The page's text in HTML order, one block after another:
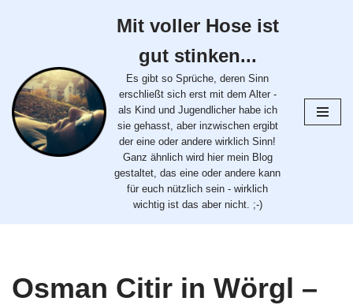
springen
Mit voller Hose ist
gut stinken...
Es gibt so Sprüche, deren Sinn
erschließt sich erst mit dem Alter -
als Kind und Jugendlicher habe ich
sie gehasst, aber inzwischen ergibt
der eine oder andere wirklich Sinn!
Ganz ähnlich wird hier mein Blog
gestaltet, das eine oder andere kann
für euch nützlich sein - wirklich
wichtig ist das aber nicht. ;-)
Osman Citir in Wörgl –